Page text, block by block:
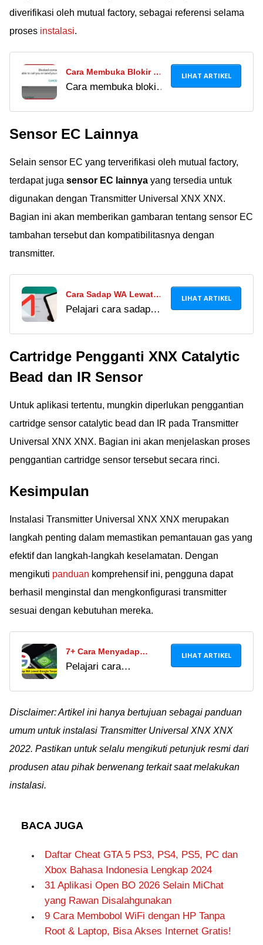
diverifikasi oleh mutual factory, sebagai referensi selama
proses instalasi.
Cara Membuka Blokir WA
Orang yang Memblokir
Cara membuka blokir
ternyata cukup mudah
artikel ini untuk tahu
caranya!
LIHAT ARTIKEL
Sensor EC Lainnya
Selain sensor EC yang terverifikasi oleh mutual factory,
terdapat juga sensor EC lainnya yang tersedia untuk
digunakan dengan Transmitter Universal XNX XNX.
Bagian ini akan memberikan gambaran tentang sensor EC
tambahan tersebut dan kompatibilitasnya dengan
transmitter.
Cara Sadap WA Lewat
Email Terlengkap 2024,
Pelajari cara sadap
anti-ketahuan. Cara ini
bisa dilakukan secara
jarak jauh, tapi
berisiko!
LIHAT ARTIKEL
Cartridge Pengganti XNX Catalytic
Bead dan IR Sensor
Untuk aplikasi tertentu, mungkin diperlukan penggantian
cartridge sensor catalytic bead dan IR pada Transmitter
Universal XNX XNX. Bagian ini akan menjelaskan proses
penggantian cartridge sensor tersebut secara rinci.
Kesimpulan
Instalasi Transmitter Universal XNX XNX merupakan
langkah penting dalam memastikan pemantauan gas yang
efektif dan langkah-langkah keselamatan. Dengan
mengikuti panduan komprehensif ini, pengguna dapat
berhasil menginstal dan mengkonfigurasi transmitter
sesuai dengan kebutuhan mereka.
7+ Cara Menyadap
WhatsApp lewat Google
Pelajari cara
diklaim ampuh dan
mudah. Ini bisa jadi
cara cek WA pacar
LIHAT ARTIKEL
Disclaimer: Artikel ini hanya bertujuan sebagai panduan
umum untuk instalasi Transmitter Universal XNX XNX
2022. Pastikan untuk selalu mengikuti petunjuk resmi dari
produsen atau pihak berwenang terkait saat melakukan
instalasi.
BACA JUGA
Daftar Cheat GTA 5 PS3, PS4, PS5, PC dan
Xbox Bahasa Indonesia Lengkap 2024
31 Aplikasi Open BO 2026 Selain MiChat
yang Rawan Disalahgunakan
9 Cara Membobol WiFi dengan HP Tanpa
Root & Laptop, Bisa Akses Internet Gratis!